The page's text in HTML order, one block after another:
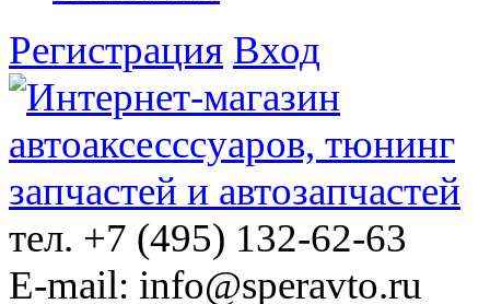
Регистрация Вход
тел. +7 (495) 132-62-63
E-mail: info@speravto.ru